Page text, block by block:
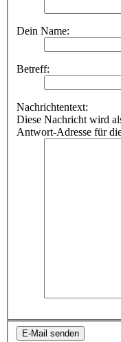
Dein Name:
Betreff:
Nachrichtentext:
Diese Nachricht wird
Antwort-Adresse für